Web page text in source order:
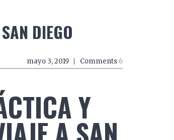
DIEGO
mayo 3, 2019 Comments 6
Y